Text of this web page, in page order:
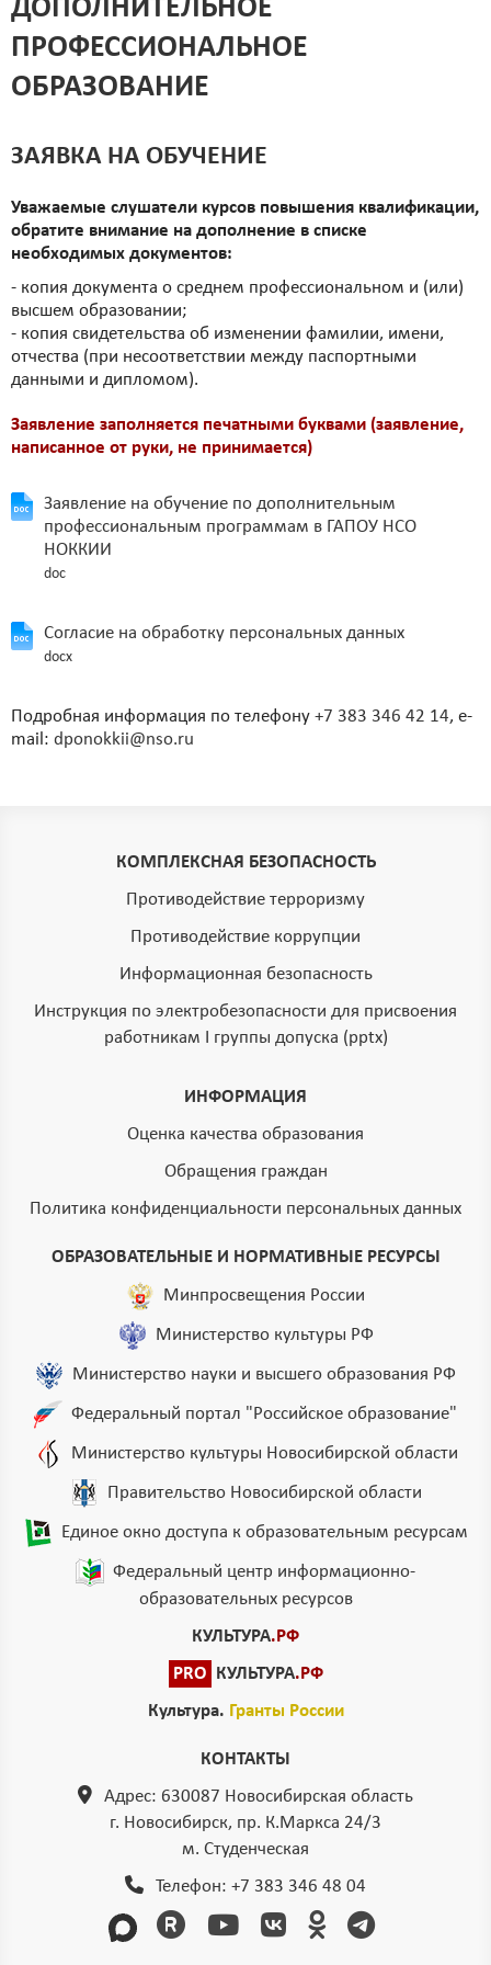
ДОПОЛНИТЕЛЬНОЕ
ПРОФЕССИОНАЛЬНОЕ
ОБРАЗОВАНИЕ
ЗАЯВКА НА ОБУЧЕНИЕ
Уважаемые слушатели курсов повышения квалификации,
обратите внимание на дополнение в списке
необходимых документов:
- копия документа о среднем профессиональном и (или)
высшем образовании;
- копия свидетельства об изменении фамилии, имени,
отчества (при несоответствии между паспортными
данными и дипломом).
Заявление заполняется печатными буквами (заявление,
написанное от руки, не принимается)
Заявление на обучение по дополнительным
профессиональным программам в ГАПОУ НСО
НОККИИ
doc
Согласие на обработку персональных данных
docx
Подробная информация по телефону +7 383 346 42 14, e-
mail: dponokkii@nso.ru
КОМПЛЕКСНАЯ БЕЗОПАСНОСТЬ
Противодействие терроризму
Противодействие коррупции
Информационная безопасность
Инструкция по электробезопасности для присвоения
работникам I группы допуска (pptx)
ИНФОРМАЦИЯ
Оценка качества образования
Обращения граждан
Политика конфиденциальности персональных данных
ОБРАЗОВАТЕЛЬНЫЕ И НОРМАТИВНЫЕ РЕСУРСЫ
Минпросвещения России
Министерство культуры РФ
Министерство науки и высшего образования РФ
Федеральный портал "Российское образование"
Министерство культуры Новосибирской области
Правительство Новосибирской области
Единое окно доступа к образовательным ресурсам
Федеральный центр информационно-
образовательных ресурсов
КУЛЬТУРА.РФ
PRO КУЛЬТУРА.РФ
Культура. Гранты России
КОНТАКТЫ
Адрес: 630087 Новосибирская область
г. Новосибирск, пр. К.Маркса 24/3
м. Студенческая
Телефон: +7 383 346 48 04